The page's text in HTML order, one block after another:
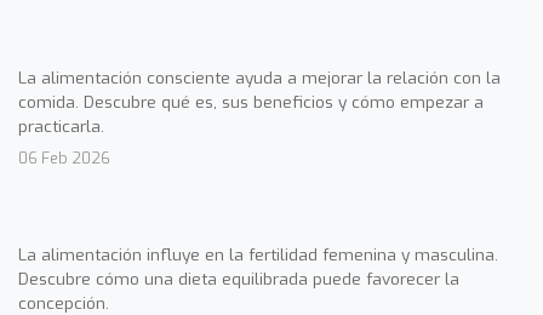
La alimentación consciente ayuda a mejorar la relación con la
comida. Descubre qué es, sus beneficios y cómo empezar a
practicarla.
06 Feb 2026
La alimentación influye en la fertilidad femenina y masculina.
Descubre cómo una dieta equilibrada puede favorecer la
concepción.